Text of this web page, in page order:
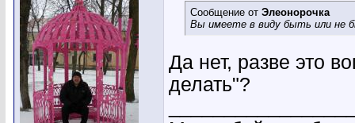
Сообщение от Элеонорочка
Вы имеете в виду быть или не
Да нет, разве это
делать"?